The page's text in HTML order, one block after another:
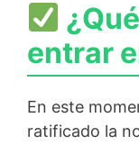
entrar
En este
ratificado la